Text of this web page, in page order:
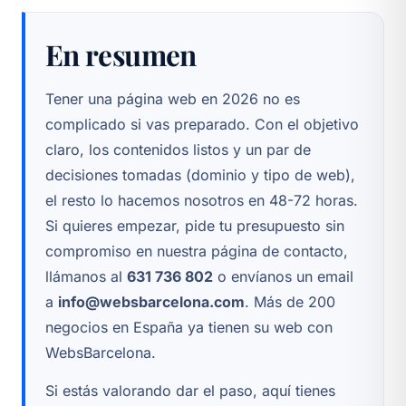
adelante. Consúltanos qué arquitectura
principio para evitar retrabajos.
En resumen
Tener una página web en 2026 no es
complicado si vas preparado. Con el objetivo
claro, los contenidos listos y un par de
decisiones tomadas (dominio y tipo de web),
el resto lo hacemos nosotros en 48-72 horas.
Si quieres empezar, pide tu presupuesto sin
compromiso en nuestra página de contacto,
llámanos al 631 736 802 o envíanos un email
a info@websbarcelona.com. Más de 200
negocios en España ya tienen su web con
WebsBarcelona.
Si estás valorando dar el paso, aquí tienes